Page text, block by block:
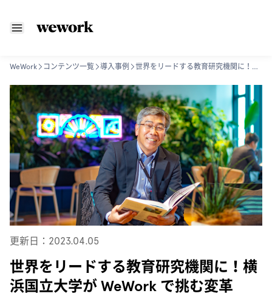
WeWork コンテンツ一覧 導入事例 世界をリードする教育研究機関に！横浜国立大学が WeWork で挑む変革
更新日：2023.04.05
世界をリードする教育研究機関に！横
浜国立大学が WeWork で挑む変革